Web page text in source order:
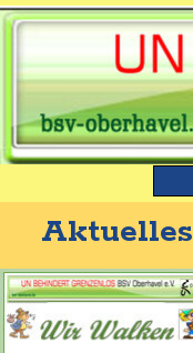
Direkt zum Seiteninhalt
Aktuelles